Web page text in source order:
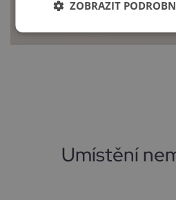
Umístění
ZOBRAZIT